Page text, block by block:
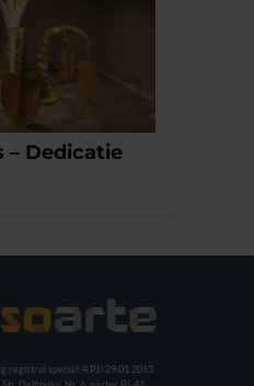
– Dedicatie
registrul special: 4 PJ/ 29.01.2013